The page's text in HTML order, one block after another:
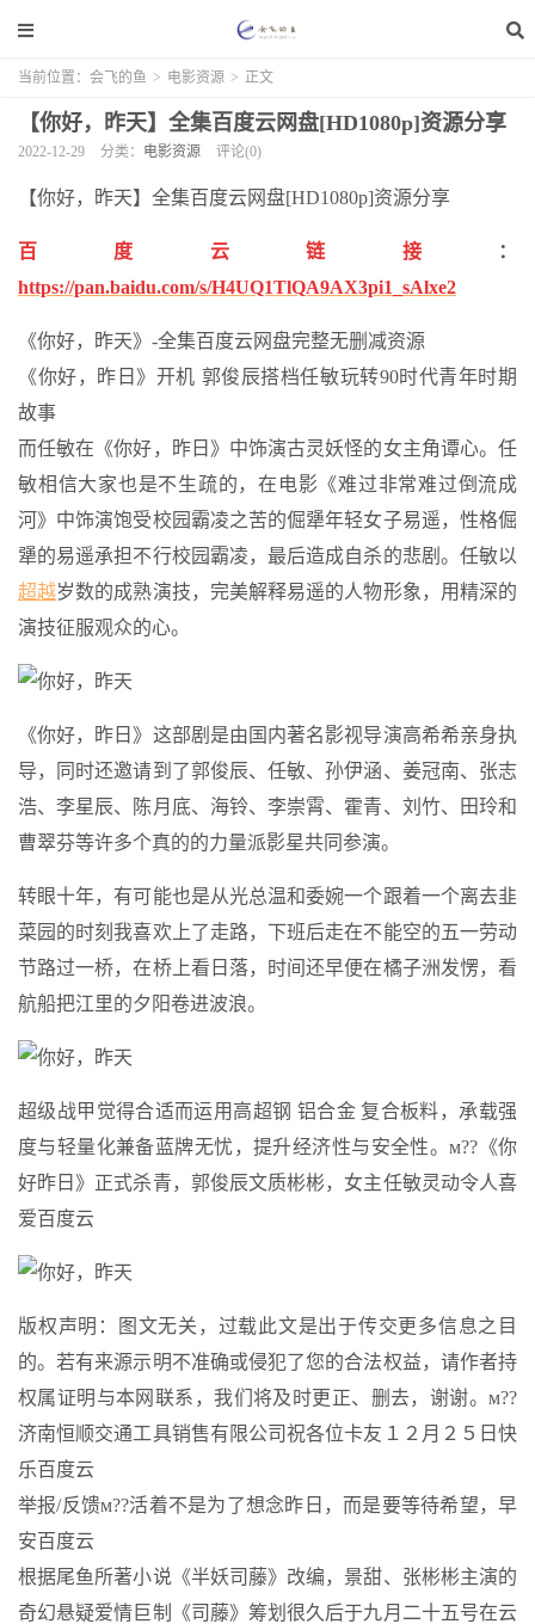
当前位置： 会飞的鱼 > 电影资源 > 正文
【你好，昨天】全集百度云网盘[HD1080p]资源分享
2022-12-29 分类： 电影资源 评论(0)
【你好，昨天】全集百度云网盘[HD1080p]资源分享
百度云链接
：
https://pan.baidu.com/s/H4UQ1TlQA9AX3pi1_sAlxe2
《你好，昨天》-全集百度云网盘完整无删减资源
《你好，昨日》开机 郭俊辰搭档任敏玩转90时代青年时期
故事
而任敏在《你好，昨日》中饰演古灵妖怪的女主角谭心。任
敏相信大家也是不生疏的，在电影《难过非常难过倒流成
河》中饰演饱受校园霸凌之苦的倔犟年轻女子易遥，性格倔
犟的易遥承担不行校园霸凌，最后造成自杀的悲剧。任敏以
超越岁数的成熟演技，完美解释易遥的人物形象，用精深的
演技征服观众的心。
《你好，昨日》这部剧是由国内著名影视导演高希希亲身执
导，同时还邀请到了郭俊辰、任敏、孙伊涵、姜冠南、张志
浩、李星辰、陈月底、海铃、李崇霄、霍青、刘竹、田玲和
曹翠芬等许多个真的的力量派影星共同参演。
转眼十年，有可能也是从光总温和委婉一个跟着一个离去韭
菜园的时刻我喜欢上了走路，下班后走在不能空的五一劳动
节路过一桥，在桥上看日落，时间还早便在橘子洲发愣，看
航船把江里的夕阳卷进波浪。
超级战甲觉得合适而运用高超钢 铝合金 复合板料，承载强
度与轻量化兼备蓝牌无忧，提升经济性与安全性。м??《你
好昨日》正式杀青，郭俊辰文质彬彬，女主任敏灵动令人喜
爱百度云
版权声明：图文无关，过载此文是出于传交更多信息之目
的。若有来源示明不准确或侵犯了您的合法权益，请作者持
权属证明与本网联系，我们将及时更正、删去，谢谢。м??
济南恒顺交通工具销售有限公司祝各位卡友１２月２５日快
乐百度云
举报/反馈м??活着不是为了想念昨日，而是要等待希望，早
安百度云
根据尾鱼所著小说《半妖司藤》改编，景甜、张彬彬主演的
奇幻悬疑爱情巨制《司藤》筹划很久后于九月二十五号在云